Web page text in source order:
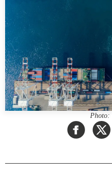
Asie du Sud
CPTPP Portal
Bourses
Auteurs
PROGRAMMES
Initiative indo-pacifique
Dialogues et tables rondes
Centre sur les minéraux
l’Indo-Pacifique
Photo: